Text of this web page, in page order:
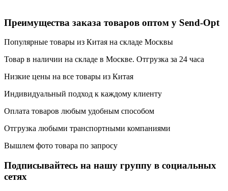
Преимущества заказа товаров оптом у Send-Opt
Популярные товары из Китая на складе Москвы
Товар в наличии на складе в Москве. Отгрузка за 24 часа
Низкие цены на все товары из Китая
Индивидуальный подход к каждому клиенту
Оплата товаров любым удобным способом
Отгрузка любыми транспортными компаниями
Вышлем фото товара по запросу
Подписывайтесь на нашу группу в социальных
сетях